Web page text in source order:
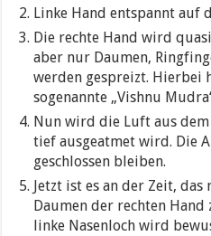
Linke Hand entspannt auf
Die rechte Hand wird
aber nur Daumen,
werden gespreizt. Hierbei
sogenannte „Vishnu
Nun wird die Luft aus
tief ausgeatmet wird. Die
geschlossen bleiben.
Jetzt ist es an der Zeit,
Daumen der rechten
linke Nasenloch wird